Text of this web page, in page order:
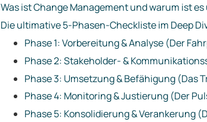
Was ist Change Management und warum ist
Die ultimative 5-Phasen-Checkliste im Deep
Phase 1: Vorbereitung & Analyse (Der
Phase 2: Stakeholder- &
Phase 3: Umsetzung & Befähigung (Das
Phase 4: Monitoring & Justierung (Der
Phase 5: Konsolidierung & Verankerung